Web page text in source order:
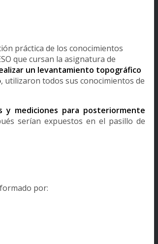
práctica de los conocimientos
que cursan la asignatura de
un levantamiento topográfico
, utilizaron todos sus conocimientos de
y mediciones para posteriormente
serían expuestos en el pasillo de
por: